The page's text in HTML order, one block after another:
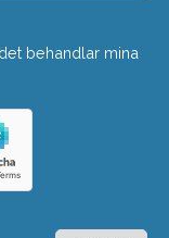
behandlar mina